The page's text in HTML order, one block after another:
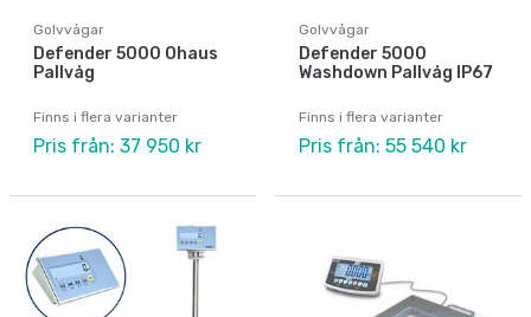
Golvvågar
Defender 5000 Ohaus
Pallvåg
Finns i flera varianter
Pris från: 37 950 kr
Golvvågar
Defender 5000
Washdown Pallvåg IP67
Finns i flera varianter
Pris från: 55 540 kr